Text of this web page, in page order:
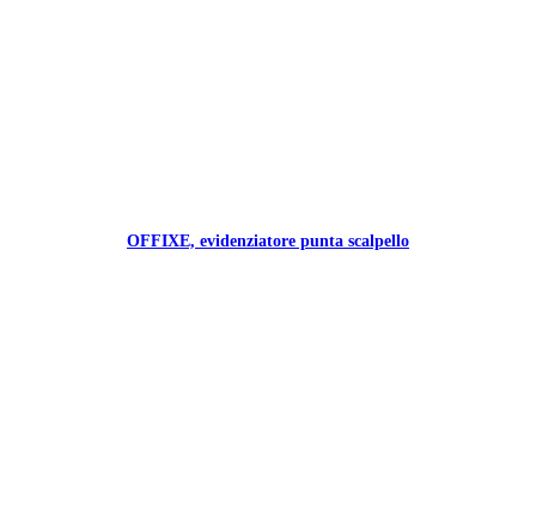
OFFIXE, evidenziatore punta scalpello